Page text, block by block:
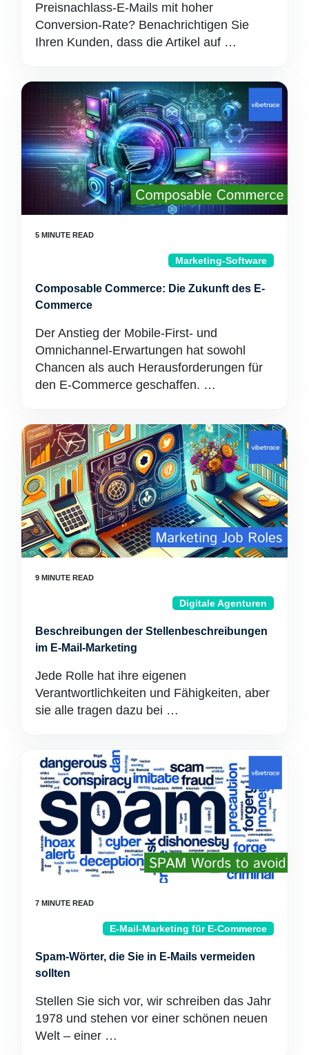
Preisnachlass-E-Mails mit hoher
Conversion-Rate? Benachrichtigen Sie
Ihren Kunden, dass die Artikel auf …
Marketing-Software
Composable Commerce: Die Zukunft des E-
Commerce
Der Anstieg der Mobile-First- und
Omnichannel-Erwartungen hat sowohl
Chancen als auch Herausforderungen für
den E-Commerce geschaffen. …
Digitale Agenturen
Beschreibungen der Stellenbeschreibungen
im E-Mail-Marketing
Jede Rolle hat ihre eigenen
Verantwortlichkeiten und Fähigkeiten, aber
sie alle tragen dazu bei …
E-Mail-Marketing für E-Commerce
Spam-Wörter, die Sie in E-Mails vermeiden
sollten
Stellen Sie sich vor, wir schreiben das Jahr
1978 und stehen vor einer schönen neuen
Welt – einer …